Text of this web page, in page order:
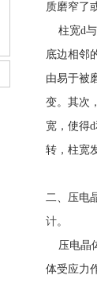
质磨窄了
柱宽d与
底边相邻
由易于被
变。其次
宽，使得
转，柱宽
二、压电
计。
压电晶
体受应力